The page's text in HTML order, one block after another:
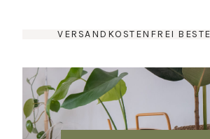
VERSANDKOSTENFREI